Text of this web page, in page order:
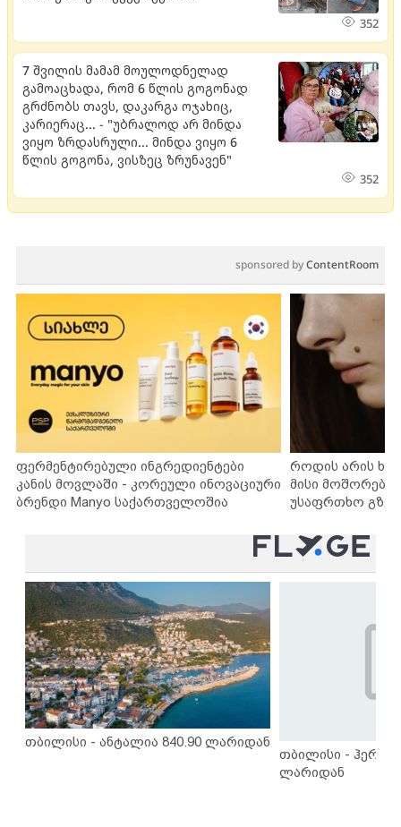
352
7 შვილის მამამ მოულოდნელად
გამოაცხადა, რომ 6 წლის გოგონად
გრძნობს თავს, დაკარგა ოჯახიც,
კარიერაც... - "უბრალოდ არ მინდა
ვიყო ზრდასრული... მინდა ვიყო 6
წლის გოგონა, ვისზეც ზრუნავენ"
352
sponsored byContentRoom
ფერმენტირებული ინგრედიენტები
კანის მოვლაში - კორეული ინოვაციური
ბრენდი Manyo საქართველოშია
როდის არის
მისი
უსაფრთხო
თბილისი - ანტალია 840.90 ლარიდან
თბილისი -
ლარიდან